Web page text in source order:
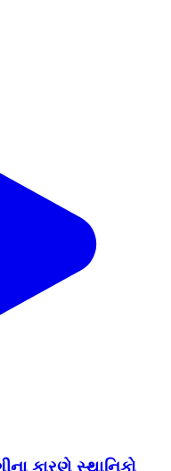
કારણે સ્થાનિકો